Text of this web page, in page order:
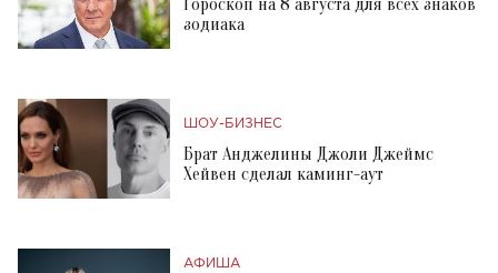
Гороскоп на 8 августа для всех знаков
зодиака
ШОУ-БИЗНЕС
Брат Анджелины Джоли Джеймс
Хейвен сделал каминг-аут
АФИША